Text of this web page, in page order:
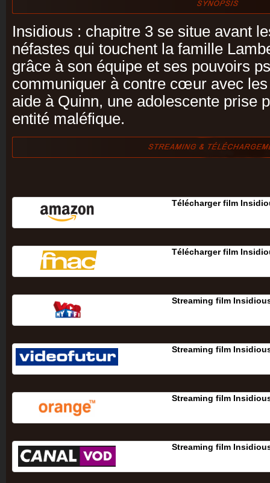
Insidious : chapitre 3 se situe avant
néfastes qui touchent la famille
grâce à son équipe et ses pouvoirs
communiquer à contre cœur avec
aide à Quinn, une adolescente prise
entité maléfique.
Télécharger film
Télécharger film
Streaming film
Streaming film
Streaming film
Streaming film